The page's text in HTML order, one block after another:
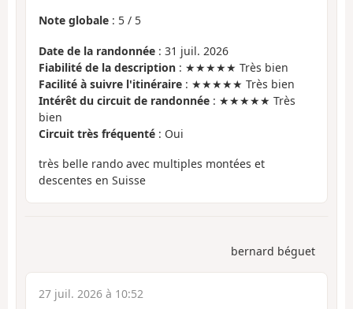
Note globale : 5 / 5
Date de la randonnée : 31 juil. 2026
Fiabilité de la description : ★★★★★ Très bien
Facilité à suivre l'itinéraire : ★★★★★ Très bien
Intérêt du circuit de randonnée : ★★★★★ Très
bien
Circuit très fréquenté : Oui
très belle rando avec multiples montées et
descentes en Suisse
bernard béguet
27 juil. 2026 à 10:52